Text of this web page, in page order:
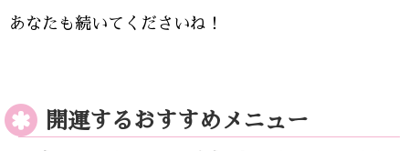
あなたも続いてくださいね！
開運するおすすめメニュー